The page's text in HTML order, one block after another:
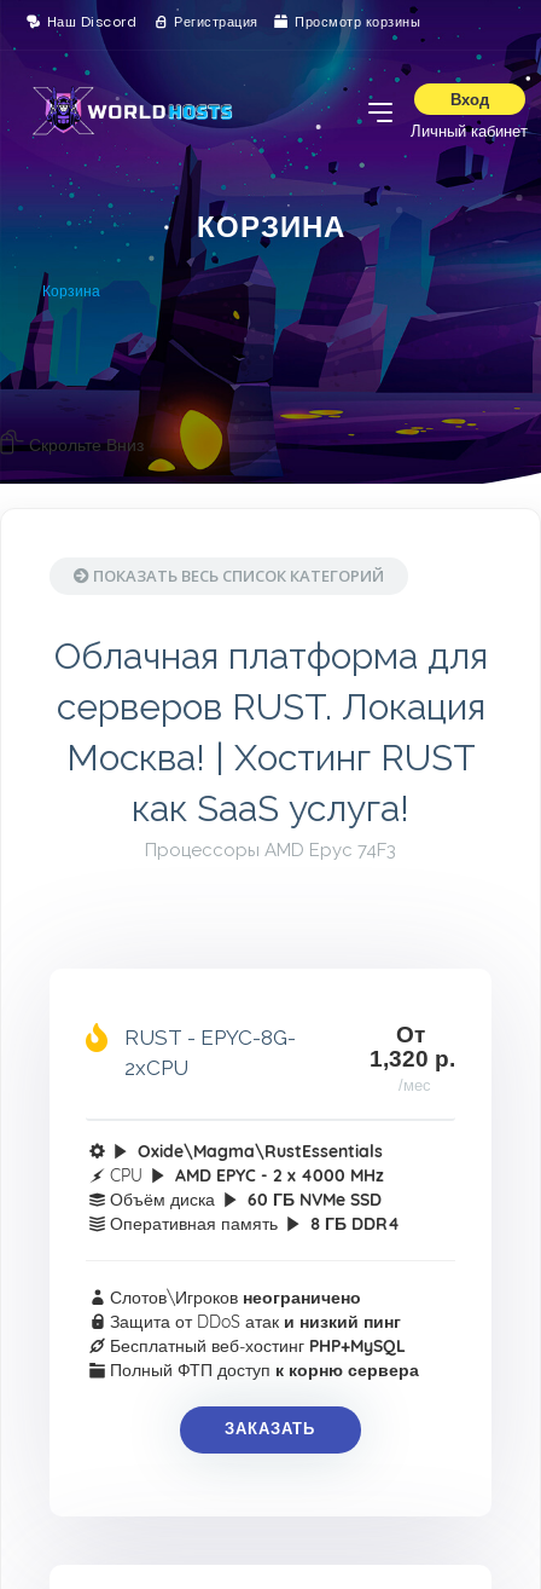
Наш Discord Регистрация Просмотр корзины
Вход
Личный кабинет
КОРЗИНА
Корзина
Скрольте Вниз
ПОКАЗАТЬ ВЕСЬ СПИСОК КАТЕГОРИЙ
Облачная платформа для
серверов RUST. Локация
Москва! | Хостинг RUST
как SaaS услуга!
Процессоры AMD Epyc 74F3
RUST - EPYC-8G-
2xCPU
От
1,320 р.
/мес
Oxide\Magma\RustEssentials
CPU
AMD EPYC - 2 x 4000 MHz
Объём диска
60 ГБ NVMe SSD
Оперативная память
8 ГБ DDR4
Слотов\Игроков неограничено
Защита от DDoS атак и низкий пинг
Бесплатный веб-хостинг PHP+MySQL
Полный ФТП доступ к корню сервера
ЗАКАЗАТЬ